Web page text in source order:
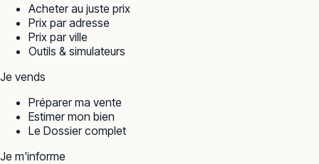
Acheter au juste prix
Prix par adresse
Prix par ville
Outils & simulateurs
Je vends
Préparer ma vente
Estimer mon bien
Le Dossier complet
Je m'informe